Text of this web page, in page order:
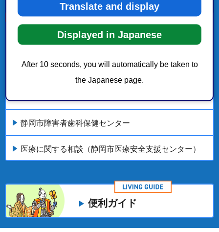
Translate and display
Displayed in Japanese
After 10 seconds, you will automatically be taken to
the Japanese page.
こちらの記事も読まれています。
障害のある方の公共交通機関の運賃・有料道路・
NHK放送受信料の割引・減免
静岡市障害者歯科保健センター
医療に関する相談（静岡市医療安全支援センター）
便利ガイド